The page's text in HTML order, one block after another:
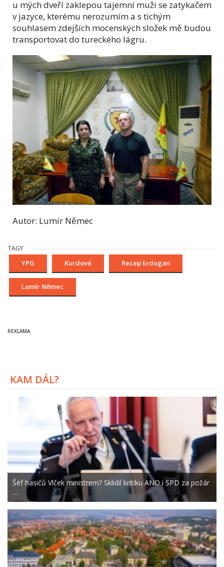
u mých dveří zaklepou tajemní muži se zatykačem
v jazyce, kterému nerozumím a s tichým
souhlasem zdejších mocenských složek mě budou
transportovat do tureckého lágru.
Autor: Lumír Němec
TAGY
YPG Kurdové Recep Erdogan
Lumír Němec
KAM DÁL?
Šéf hasičů Vlček ministrem? Sklidil kritiku ANO i SPD za požár
...